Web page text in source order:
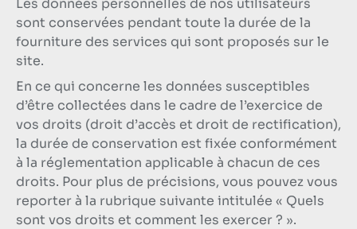
Les données personnelles de nos utilisateurs
sont conservées pendant toute la durée de la
fourniture des services qui sont proposés sur le
site.
En ce qui concerne les données susceptibles
d’être collectées dans le cadre de l’exercice de
vos droits (droit d’accès et droit de rectification),
la durée de conservation est fixée conformément
à la réglementation applicable à chacun de ces
droits. Pour plus de précisions, vous pouvez vous
reporter à la rubrique suivante intitulée « Quels
sont vos droits et comment les exercer ? ».